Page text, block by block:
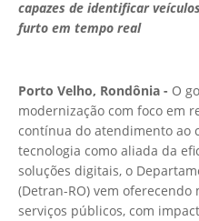
capazes de identificar
furto em tempo real
Porto Velho, Rondônia - O
modernização com foco em
contínua do atendimento ao
tecnologia como aliada da
soluções digitais, o
(Detran-RO) vem
serviços públicos, com